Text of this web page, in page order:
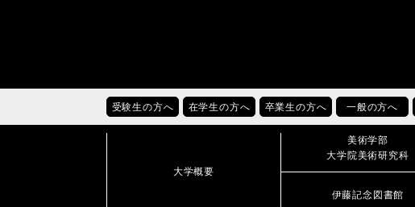
受験生の方へ 在学生の方へ 卒業生の方へ 一般の方へ
大学概要
美術学部
大学院美術研究科
伊藤記念図書館